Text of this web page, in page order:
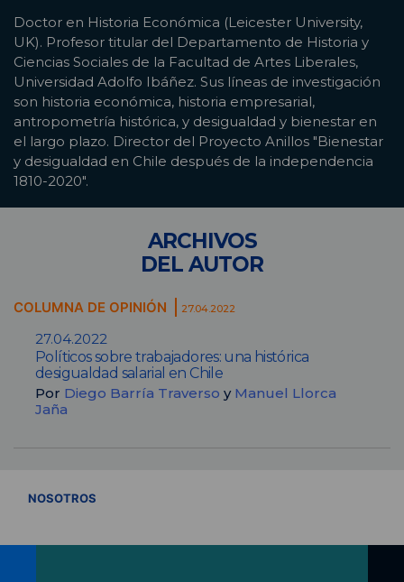
Doctor en Historia Económica (Leicester University,
UK). Profesor titular del Departamento de Historia y
Ciencias Sociales de la Facultad de Artes Liberales,
Universidad Adolfo Ibáñez. Sus líneas de investigación
son historia económica, historia empresarial,
antropometría histórica, y desigualdad y bienestar en
el largo plazo. Director del Proyecto Anillos "Bienestar
y desigualdad en Chile después de la independencia
1810-2020".
ARCHIVOS
DEL AUTOR
COLUMNA DE OPINIÓN 27.04.2022
27.04.2022
Políticos sobre trabajadores: una histórica
desigualdad salarial en Chile
Por Diego Barría Traverso y Manuel Llorca
Jaña
NOSOTROS